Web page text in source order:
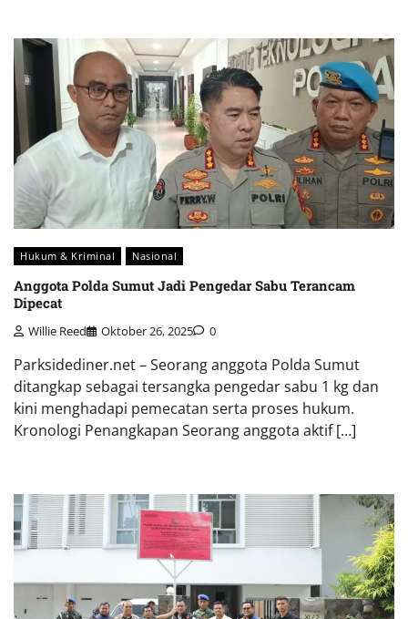
Hukum & Kriminal Nasional
Anggota Polda Sumut Jadi Pengedar Sabu Terancam
Dipecat
Willie Reed Oktober 26, 2025 0
Parksidediner.net – Seorang anggota Polda Sumut
ditangkap sebagai tersangka pengedar sabu 1 kg dan
kini menghadapi pemecatan serta proses hukum.
Kronologi Penangkapan Seorang anggota aktif […]